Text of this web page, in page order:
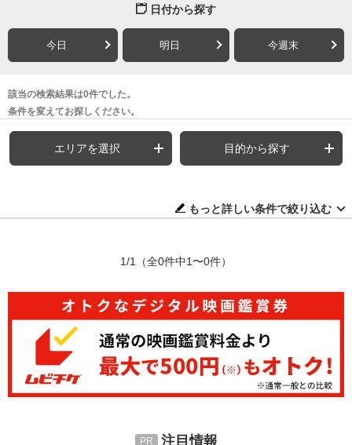
日付から探す
今日 明日 今週末
該当の検索結果は0件でした。
条件を変えてお探しください。
エリアを選択 目的から探す
もっと詳しい条件で絞り込む
1/1 （全0件中1〜0件）
注目情報